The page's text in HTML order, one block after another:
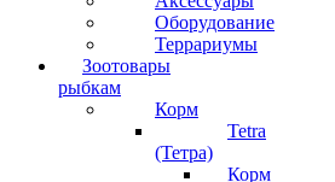
Оборудование
Террариумы
Зоотовары
рыбкам
Корм
Tetra
(Тетра)
Корм